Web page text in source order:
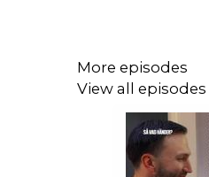
More episodes
View all episodes